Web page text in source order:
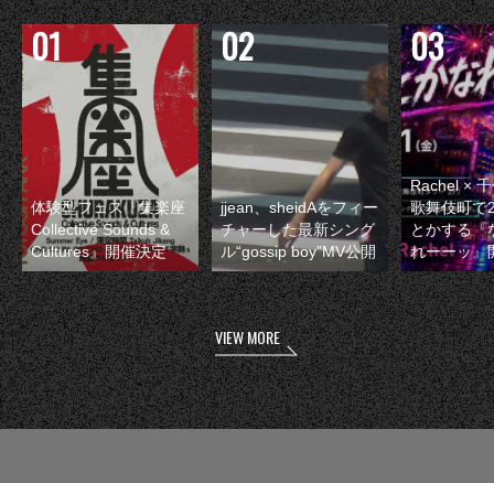
体験型フェス『集楽座
Collective Sounds &
Cultures』開催決定
jjean、sheidAをフィー
チャーした最新シング
ル“gossip boy”MV公開
Rachel ×
歌舞伎町で
とかする『
れーーッ』
VIEW MORE